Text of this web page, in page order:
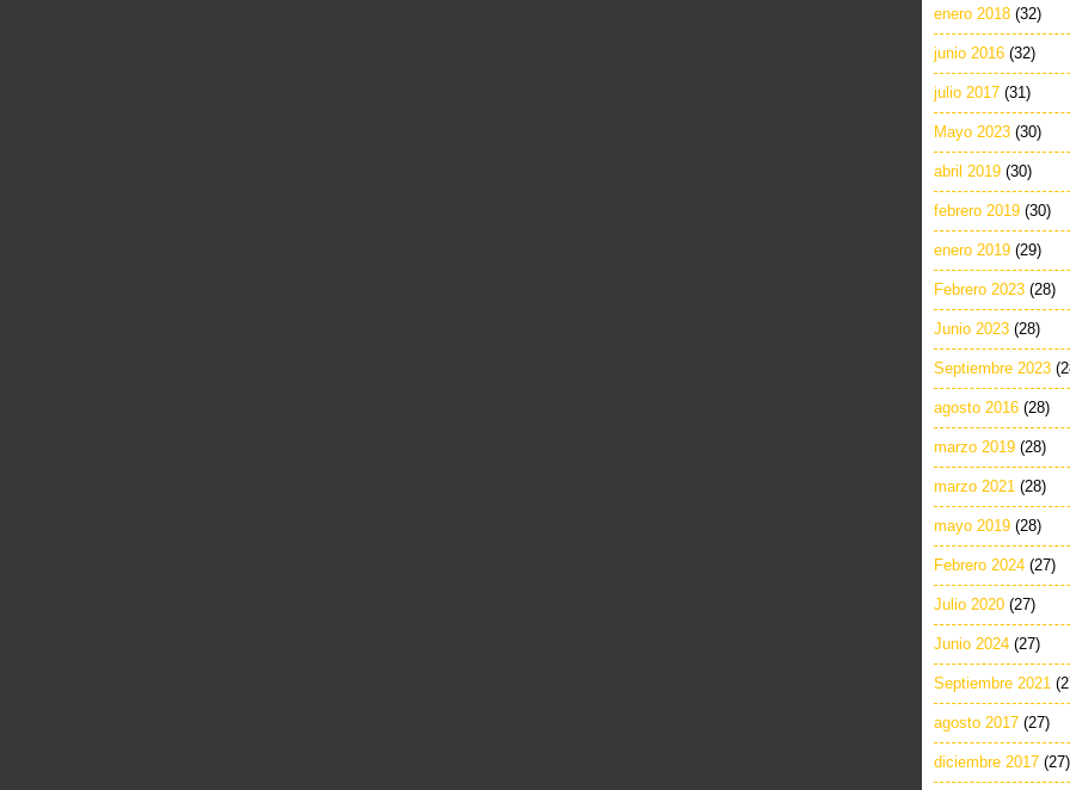
enero 2018 (32)
junio 2016 (32)
julio 2017 (31)
Mayo 2023 (30)
abril 2019 (30)
febrero 2019 (30)
enero 2019 (29)
Febrero 2023 (28)
Junio 2023 (28)
Septiembre 2023
agosto 2016 (28)
marzo 2019 (28)
marzo 2021 (28)
mayo 2019 (28)
Febrero 2024 (27)
Julio 2020 (27)
Junio 2024 (27)
Septiembre 2021
agosto 2017 (27)
diciembre 2017 (27)